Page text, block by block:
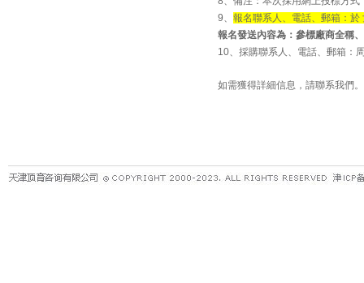
9、 報名聯系人、電話、郵箱：於
報名發送內容為：參標廠商全稱
10、採購聯系人、電話、郵箱：
如需獲得詳細信息，請聯系我們。